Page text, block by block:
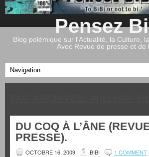
Pensez
Blog polémique sur l'Actualité, la Culture,
Avec Revue de presse et de
DU COQ À L’ÂNE
PRESSE).
OCTOBRE 16, 2009 BIBI 1 COMMENT